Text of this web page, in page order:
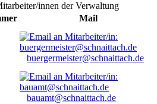
innen der Verwaltung
Mail
buergermeister@schnaittach.de
bauamt@schnaittach.de